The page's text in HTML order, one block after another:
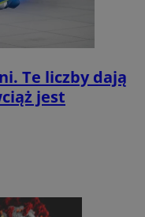
Te liczby dają
jest